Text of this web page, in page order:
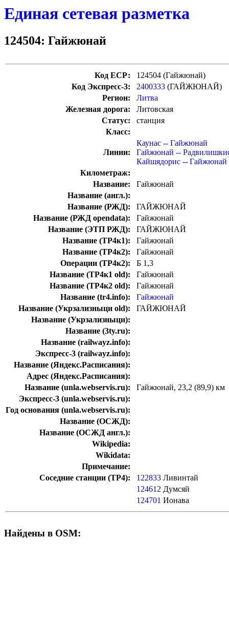
Единая сетевая разметка
124504: Гайжюнай
Код ЕСР:
124504 (Гайжюнай)
Код Экспресс-3:
2400333 (ГАЙЖЮНАЙ)
Регион:
Литва
Железная дорога:
Литовская
Статус:
станция
Класс:
Линии:
Каунас -- Гайжюнай
Гайжюнай --
Кайшядорис -- Гайжюнай
Километраж:
Название:
Гайжюнай
Название (англ.):
Название (РЖД):
ГАЙЖЮНАЙ
Название (РЖД opendata):
Гайжюнай
Название (ЭТП РЖД):
ГАЙЖЮНАЙ
Название (ТР4к1):
Гайжюнай
Название (ТР4к2):
Гайжюнай
Операции (ТР4к2):
Б 1,3
Название (ТР4к1 old):
Гайжюнай
Название (ТР4к2 old):
Гайжюнай
Название (tr4.info):
Гайжюнай
Название (Укрзализныци old):
ГАЙЖЮНАЙ
Название (Укрзализныци):
Название (3ty.ru):
Название (railwayz.info):
Экспресс-3 (railwayz.info):
Название (Яндекс.Расписания):
Адрес (Яндекс.Расписания):
Название (unla.webservis.ru):
Гайжюнай, 23,2 (89,9) км
Экспресс-3 (unla.webservis.ru):
Год основания (unla.webservis.ru):
Название (ОСЖД):
Название (ОСЖД англ.):
Wikipedia:
Wikidata:
Примечание:
Соседние станции (ТР4):
122833 Ливинтай
124612 Думсяй
124701 Ионава
Найдены в OSM: